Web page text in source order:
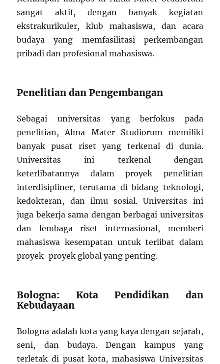
sangat aktif, dengan banyak kegiatan
ekstrakurikuler, klub mahasiswa, dan acara
budaya yang memfasilitasi perkembangan
pribadi dan profesional mahasiswa.
Penelitian dan Pengembangan
Sebagai universitas yang berfokus pada
penelitian, Alma Mater Studiorum memiliki
banyak pusat riset yang terkenal di dunia.
Universitas ini terkenal dengan
keterlibatannya dalam proyek penelitian
interdisipliner, terutama di bidang teknologi,
kedokteran, dan ilmu sosial. Universitas ini
juga bekerja sama dengan berbagai universitas
dan lembaga riset internasional, memberi
mahasiswa kesempatan untuk terlibat dalam
proyek-proyek global yang penting.
Bologna: Kota Pendidikan dan
Kebudayaan
Bologna adalah kota yang kaya dengan sejarah,
seni, dan budaya. Dengan kampus yang
terletak di pusat kota, mahasiswa Universitas